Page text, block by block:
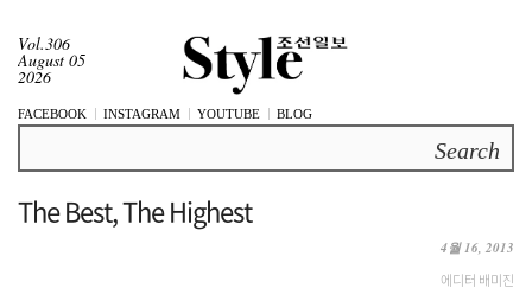
Vol.306
August 05
2026
FACEBOOK INSTAGRAM YOUTUBE BLOG
The Best, The Highest
4월 16, 2013
에디터 배미진